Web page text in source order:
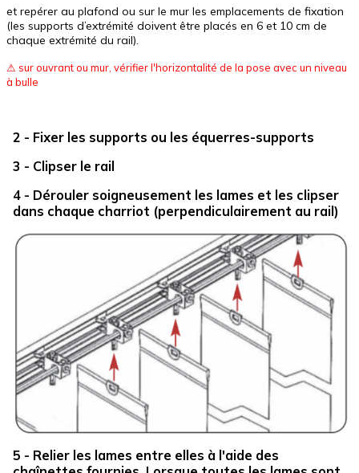
et repérer au plafond ou sur le mur les emplacements de fixation
(les supports d’extrémité doivent être placés en 6 et 10 cm de
chaque extrémité du rail).
⚠ sur ouvrant ou mur, vérifier l'horizontalité de la pose avec un niveau
à bulle
2 - Fixer les supports ou les équerres-supports
3 - Clipser le rail
4 - Dérouler soigneusement les lames et les clipser
dans chaque charriot (perpendiculairement au rail)
5 - Relier les lames entre elles à l'aide des